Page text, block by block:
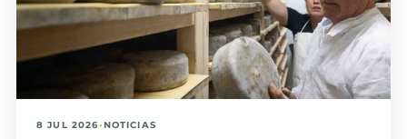
8 JUL 2026•NOTICIAS